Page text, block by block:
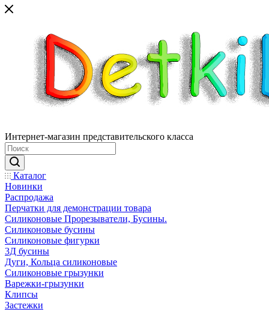
Интернет-магазин представительского класса
Каталог
Новинки
Распродажа
Перчатки для демонстрации товара
Силиконовые Прорезыватели, Бусины.
Силиконовые бусины
Силиконовые фигурки
3Д бусины
Дуги, Кольца силиконовые
Силиконовые грызунки
Варежки-грызунки
Клипсы
Застежки